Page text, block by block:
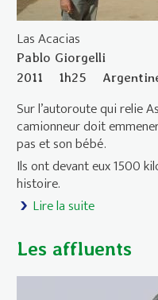
Las Acacias
Pablo Giorgelli
2011
1h25
Sur l’autoroute qui relie
camionneur doit
pas et son bébé.
Ils ont devant eux 1500
histoire.
Lire la suite
Les affluents